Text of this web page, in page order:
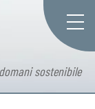
sostenibile